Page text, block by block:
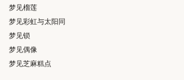
梦见榴莲
梦见彩虹与太阳同
时出现
梦见锁
梦见偶像
梦见芝麻糕点